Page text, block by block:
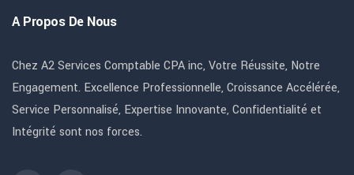
A Propos De Nous
Chez A2 Services Comptable CPA inc, Votre Réussite, Notre
Engagement. Excellence Professionnelle, Croissance Accélérée,
Service Personnalisé, Expertise Innovante, Confidentialité et
Intégrité sont nos forces.